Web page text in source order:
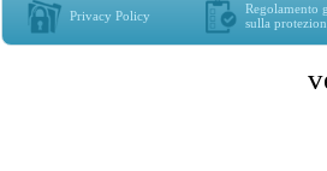
Privacy Policy
Regolamento
sulla